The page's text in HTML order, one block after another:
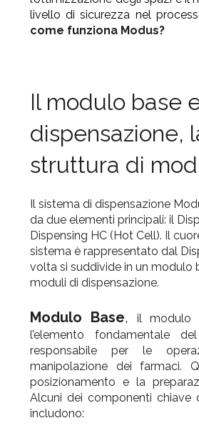
livello di sicurezza nel
come funziona Modus?
Il modulo base
dispensazione,
struttura di
Il sistema di dispensazione
da due elementi principali: il
Dispensing HC (Hot Cell). Il
sistema è rappresentato dal
volta si suddivide in un modulo
moduli di dispensazione.
Modulo Base,il modulo
l’elemento fondamentale
responsabile per le
manipolazione dei farmaci.
posizionamento e la
Alcuni dei componenti chiave
includono: